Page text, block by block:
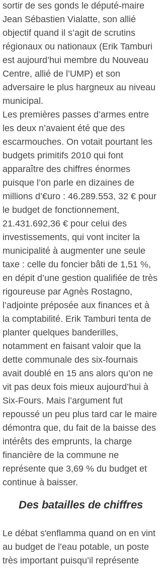
sortir de ses gonds le député-maire
Jean Sébastien Vialatte, son allié
objectif quand il s’agit de scrutins
régionaux ou nationaux (Erik Tamburi
est aujourd’hui membre du Nouveau
Centre, allié de l’UMP) et son
adversaire le plus hargneux au niveau
municipal.
Les premières passes d’armes entre
les deux n’avaient été que des
escarmouches. On votait pourtant les
budgets primitifs 2010 qui font
apparaître des chiffres énormes
puisque l’on parle en dizaines de
millions d’€uro : 46.289.553, 32 € pour
le budget de fonctionnement,
21.431.692,36 € pour celui des
investissements, qui vont inciter la
municipalité à augmenter une seule
taxe : celle du foncier bâti de 1,51 %,
en dépit d’une gestion qualifiée de très
rigoureuse par Agnès Rostagno,
l’adjointe préposée aux finances et à
la comptabilité. Erik Tamburi tenta de
planter quelques banderilles,
notamment en faisant valoir que la
dette communale des six-fournais
avait doublé en 15 ans alors qu’on ne
vit pas deux fois mieux aujourd’hui à
Six-Fours. Mais l’argument fut
repoussé un peu plus tard car le maire
démontra que, du fait de la baisse des
intérêts des emprunts, la charge
financière de la commune ne
représente que 3,69 % du budget et
continue à baisser.
Des batailles de chiffres
Le débat s'enflamma quand on en vint
au budget de l’eau potable, un poste
très important puisqu’il représente